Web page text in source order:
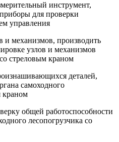
инструмент,
для проверки
управления
и механизмов, производить
узлов и механизмов
стреловым краном
деталей,
самоходного
краном
общей работоспособности
лесопогрузчика со